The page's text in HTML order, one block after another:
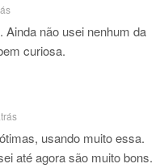
não usei nenhum da
curiosa.
usando muito essa.
até agora são muito bons.